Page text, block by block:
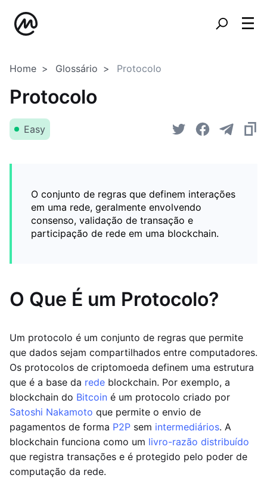
Home Glossário Protocolo
Protocolo
Easy
O conjunto de regras que definem interações
em uma rede, geralmente envolvendo
consenso, validação de transação e
participação de rede em uma blockchain.
O Que É um Protocolo?
Um protocolo é um conjunto de regras que permite
que dados sejam compartilhados entre computadores.
Os protocolos de criptomoeda definem uma estrutura
que é a base da rede blockchain. Por exemplo, a
blockchain do Bitcoin é um protocolo criado por
Satoshi Nakamoto que permite o envio de
pagamentos de forma P2P sem intermediários. A
blockchain funciona como um livro-razão distribuído
que registra transações e é protegido pelo poder de
computação da rede.